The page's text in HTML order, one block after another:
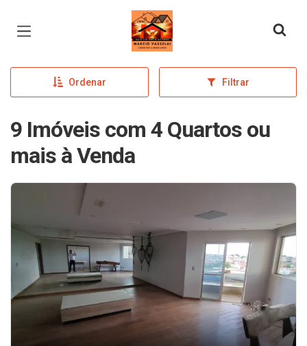
Página inicial
Ordenar Filtrar
9 Imóveis com 4 Quartos ou
mais à Venda